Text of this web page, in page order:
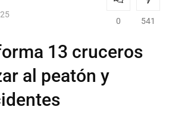
0 541
13 cruceros
al peatón y